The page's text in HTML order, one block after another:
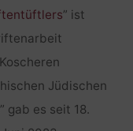
” ist
Jüdischen
gab es seit 18.